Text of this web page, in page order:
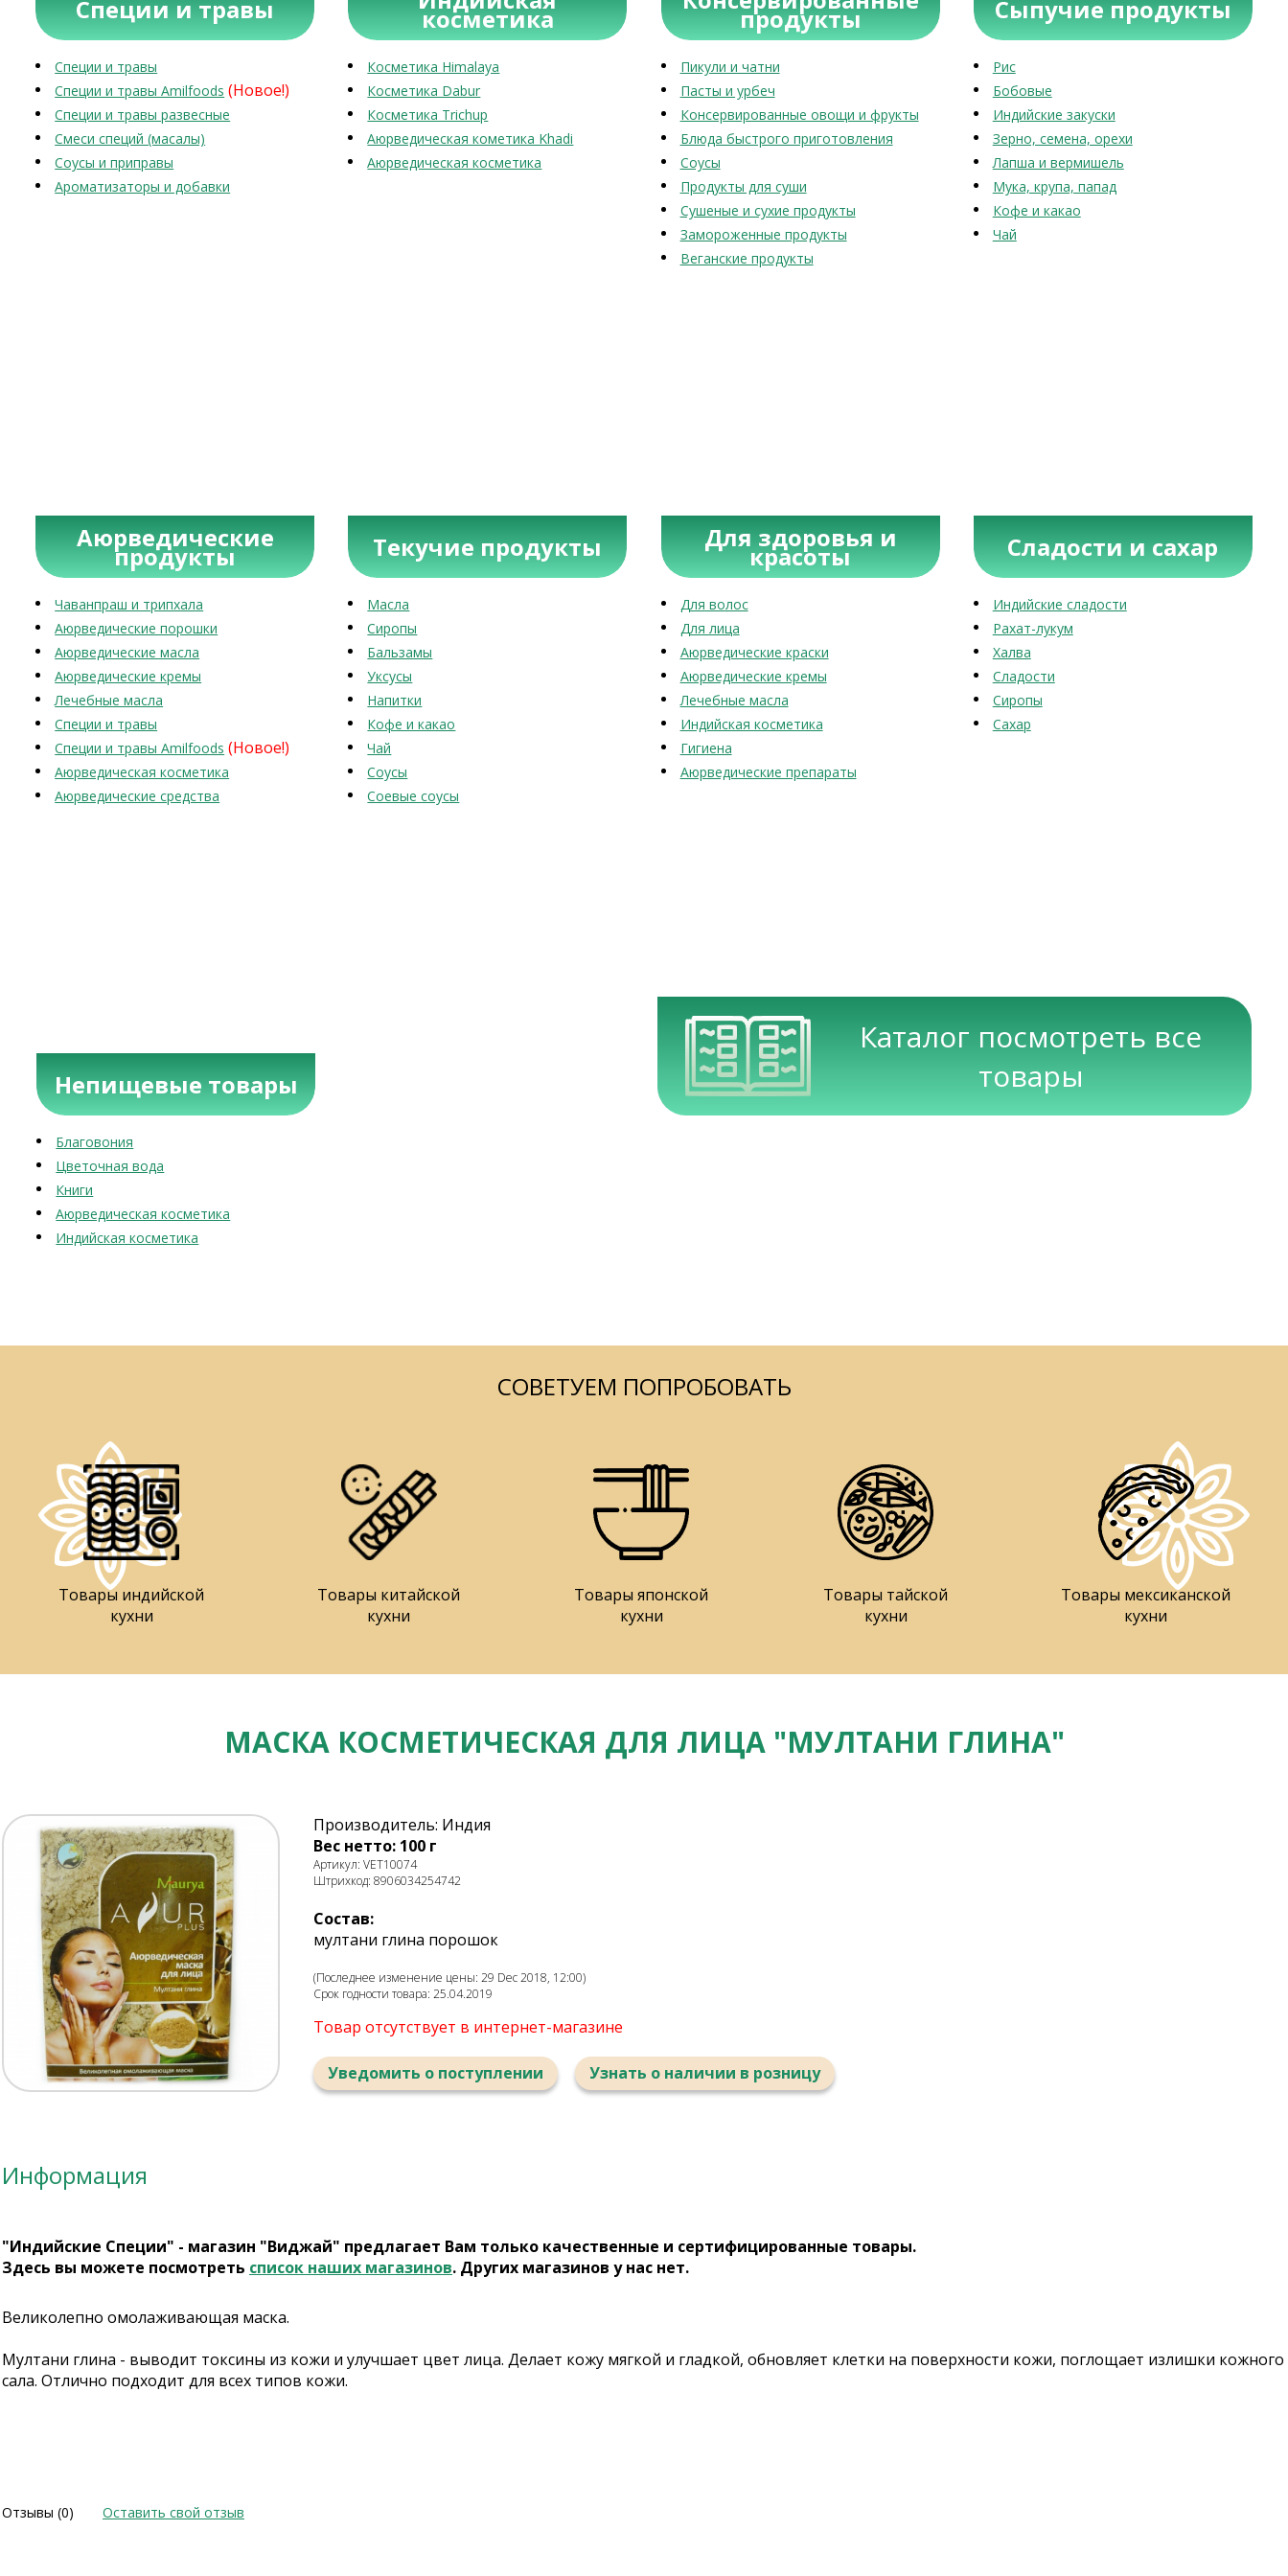
Специи и травы
Специи и травы
Специи и травы Amilfoods (Новое!)
Специи и травы развесные
Смеси специй (масалы)
Соусы и приправы
Ароматизаторы и добавки
косметика
Косметика Himalaya
Косметика Dabur
Косметика Trichup
Аюрведическая кометика Khadi
Аюрведическая косметика
продукты
Пикули и чатни
Пасты и урбеч
Консервированные овощи и фрукты
Блюда быстрого приготовления
Соусы
Продукты для суши
Сушеные и сухие продукты
Замороженные продукты
Веганские продукты
Сыпучие продукты
Рис
Бобовые
Индийские закуски
Зерно, семена, орехи
Лапша и вермишель
Мука, крупа, папад
Кофе и какао
Чай
Аюрведические
продукты
Чаванпраш и трипхала
Аюрведические порошки
Аюрведические масла
Аюрведические кремы
Лечебные масла
Специи и травы
Специи и травы Amilfoods (Новое!)
Аюрведическая косметика
Аюрведические средства
Текучие продукты
Масла
Сиропы
Бальзамы
Уксусы
Напитки
Кофе и какао
Чай
Соусы
Соевые соусы
Для здоровья и
красоты
Для волос
Для лица
Аюрведические краски
Аюрведические кремы
Лечебные масла
Индийская косметика
Гигиена
Аюрведические препараты
Сладости и сахар
Индийские сладости
Рахат-лукум
Халва
Сладости
Сиропы
Сахар
Непищевые товары
Благовония
Цветочная вода
Книги
Аюрведическая косметика
Индийская косметика
Каталог посмотреть все
товары
СОВЕТУЕМ ПОПРОБОВАТЬ
Товары индийской
кухни
Товары китайской
кухни
Товары японской
кухни
Товары тайской
кухни
Товары мексиканской
кухни
МАСКА КОСМЕТИЧЕСКАЯ ДЛЯ ЛИЦА "МУЛТАНИ ГЛИНА"
Производитель: Индия
Вес нетто: 100 г
Артикул: VET10074
Штрихкод: 8906034254742
Состав:
мултани глина порошок
(Последнее изменение цены: 29 Dec 2018, 12:00)
Срок годности товара: 25.04.2019
Товар отсутствует в интернет-магазине
Уведомить о поступлении Узнать о наличии в розницу
Информация
"Индийские Специи" - магазин "Виджай" предлагает Вам только качественные и сертифицированные товары.
Здесь вы можете посмотреть список наших магазинов. Других магазинов у нас нет.
Великолепно омолаживающая маска.
Мултани глина - выводит токсины из кожи и улучшает цвет лица. Делает кожу мягкой и гладкой, обновляет клетки на поверхности кожи, поглощает излишки кожного
сала. Отлично подходит для всех типов кожи.
Отзывы (0) Оставить свой отзыв